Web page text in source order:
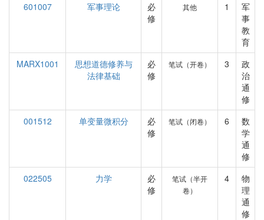
601007 军事理论
必
修
其他 1
军
事
教
育
MARX1001
思想道德修养与
法律基础
必
修
笔试（开卷） 3
政
治
通
修
001512
单变量微积分
必
修
笔试（闭卷） 6
数
学
通
修
022505
力学
必
修
笔试（半开
卷）
4
物
理
通
修